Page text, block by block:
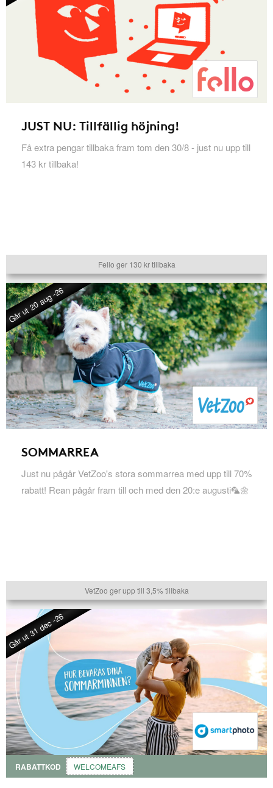
JUST NU: Tillfällig höjning!
Få extra pengar tillbaka fram tom den 30/8 - just nu upp till
143 kr tillbaka!
Fello ger 130 kr tillbaka
Går ut 20 aug -26
SOMMARREA
Just nu pågår VetZoo's stora sommarrea med upp till 70%
rabatt! Rean pågår fram till och med den 20:e augusti🦜🌼
VetZoo ger upp till 3,5% tillbaka
Går ut 31 dec -26
RABATTKOD WELCOMEAFS